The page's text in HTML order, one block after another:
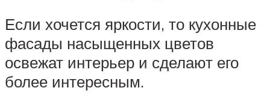
Если хочется яркости, то кухонные
фасады насыщенных цветов
освежат интерьер и сделают его
более интересным.